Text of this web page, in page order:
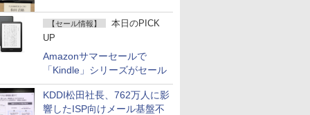
【セール情報】
本日のPICK
UP
Amazonサマーセールで
「Kindle」シリーズがセール
KDDI松田社長、762万人に影
響したISP向けメール基盤不